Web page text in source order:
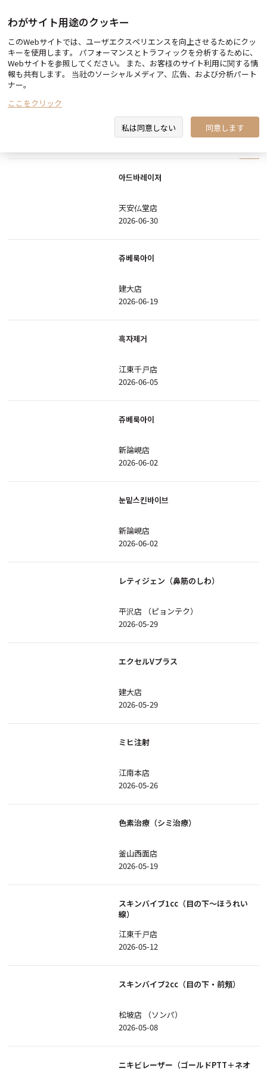
Before & After
아드바레이저
天安仏堂店
2026-06-30
쥬베룩아이
建大店
2026-06-19
흑자제거
江東千戸店
2026-06-05
쥬베룩아이
新論峴店
2026-06-02
눈밑스킨바이브
新論峴店
2026-06-02
レティジェン（鼻筋のしわ）
平沢店 （ピョンテク）
2026-05-29
エクセルVプラス
建大店
2026-05-29
ミヒ注射
江南本店
2026-05-26
色素治療（シミ治療）
釜山西面店
2026-05-19
スキンバイブ1cc（目の下～ほうれい
線）
江東千戸店
2026-05-12
スキンバイブ2cc（目の下・前頬）
松坡店 （ソンパ）
2026-05-08
ニキビレーザー（ゴールドPTT＋ネオ
わがサイト用途のクッキー
このWebサイトでは、ユーザエクスペリエンスを向上させるためにクッ
キーを使用します。 パフォーマンスとトラフィックを分析するために、
Webサイトを参照してください。 また、お客様のサイト利用に関する情
報も共有します。 当社のソーシャルメディア、広告、および分析パート
ナー。
ここをクリック
私は同意しない 同意します